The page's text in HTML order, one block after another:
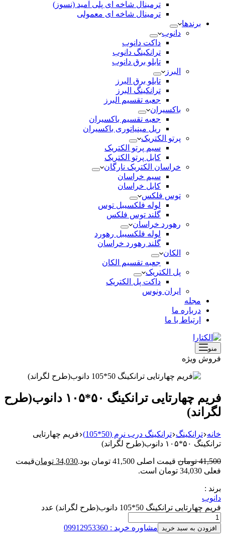
ترمینال شاخه ای پلی آمید (نسوز)
ترمینال شاخه ای معمولی
برندها
دانوب
داکت دانوب
ترانکینگ دانوب
تابلو برق دانوب
البرز
تابلو برق البرز
ترانکینگ البرز
جعبه تقسیم البرز
باکسیران
جعبه تقسیم باکسیران
ریل مینیاتوری باکسیران
پرتو الکتریک
سیم پرتو الکتریک
کابل پرتو الکتریک
خراسان الکتریک نارگان
سیم خراسان
کابل خراسان
توس فلکس
لوله فلکسیبل توس
گلند توس فلکس
رهورد خراسان
لوله فلکسیبل رهورد
گلند رهورد خراسان
الکان
جعبه تقسیم الکان
پل الکتریک
داکت پل الکتریک
ایران ونوس
مجله
درباره ما
ارتباط با ما
منو
فروش ویژه
فریم چهارتایی ترانکینگ ۵۰*۱۰۵ دانوب(طرح
لگراند)
خانه ترانکینگ ترانکینگ درب نرم (50*105)
فریم چهارتایی
ترانکینگ ۵۰*۱۰۵ دانوب(طرح لگراند)
41,500 تومان قیمت اصلی 41,500 تومان بود. 34,030 تومانقیمت
فعلی 34,030 تومان است.
برند :
دانوب
فریم چهارتایی ترانکینگ 50*105 دانوب(طرح لگراند) عدد
افزودن به سبد خرید مشاوره خرید : 09912953360